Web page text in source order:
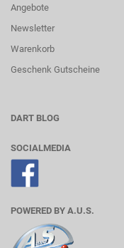
Angebote
Newsletter
Warenkorb
Geschenk Gutscheine
DART BLOG
SOCIALMEDIA
POWERED BY A.U.S.